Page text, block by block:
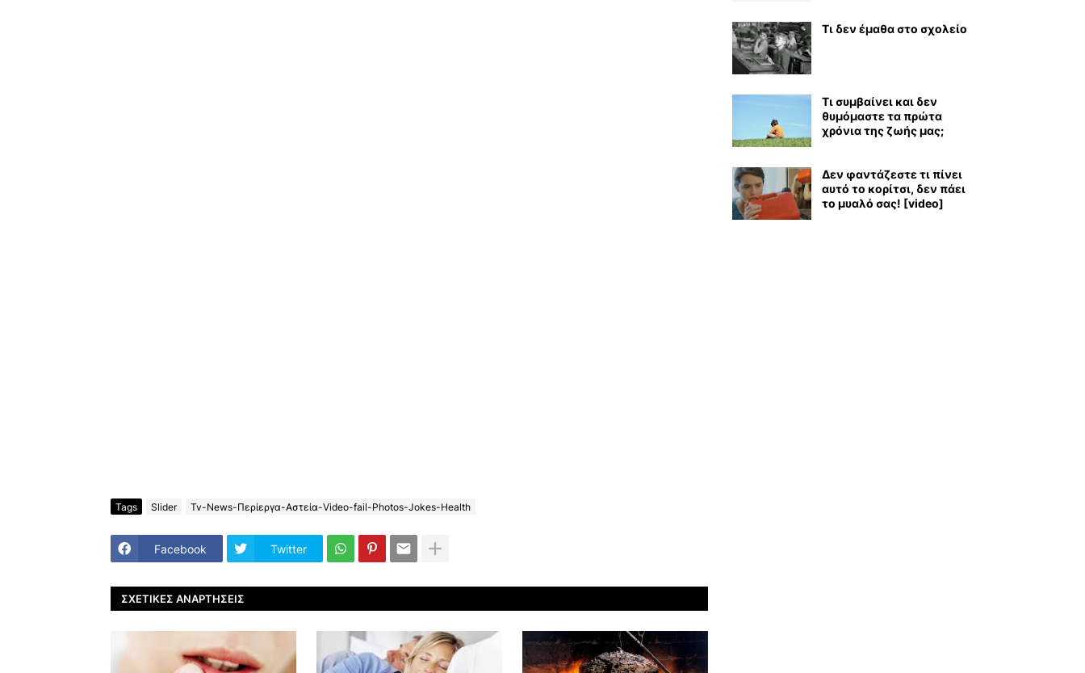
Tags Slider Tv-News-Περίεργα-Αστεία-Video-fail-Photos-Jokes-Health
Facebook Twitter
ΣΧΕΤΙΚΈΣ ΑΝΑΡΤΉΣΕΙΣ
Τι δεν έμαθα στο σχολείο
Τι συμβαίνει και δεν
θυμόμαστε τα πρώτα
χρόνια της ζωής μας;
Δεν φαντάζεστε τι πίνει
αυτό το κορίτσι, δεν πάει
το μυαλό σας! [video]